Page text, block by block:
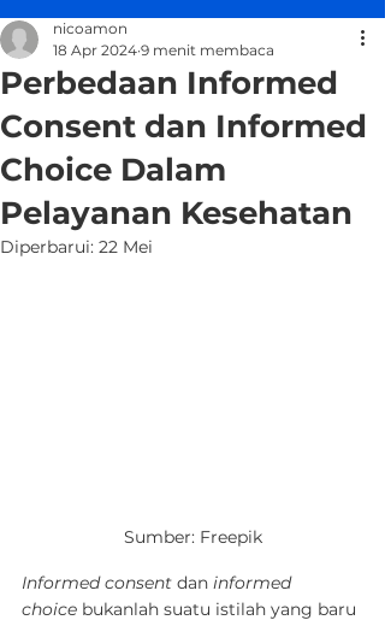
Perbedaan Informed
Consent dan Informed
Choice Dalam
Pelayanan Kesehatan
nicoamon
18 Apr 2024 9 menit membaca
Diperbarui: 22 Mei
Sumber: Freepik
Informed consent dan informed
choice bukanlah suatu istilah yang baru